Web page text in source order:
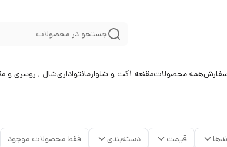
جستجو در محصولات
همه محصولاتمقنعه 1 کت و شلوارمانتواداریشال , روسری و
قیمت دسته‌بندی فقط محصولات موجود